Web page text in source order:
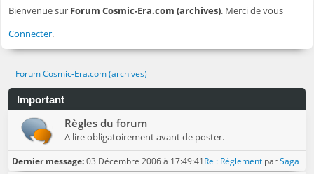
Bienvenue sur Forum Cosmic-Era.com (archives). Merci de vous
Connecter.
Forum Cosmic-Era.com (archives)
Important
Règles du forum
A lire obligatoirement avant de poster.
Dernier message:03 Décembre 2006 à 17:49:41Re : Réglement parSaga